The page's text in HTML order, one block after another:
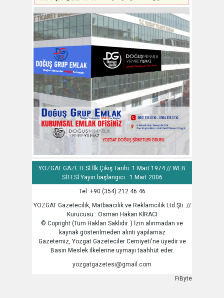
YOZGAT GAZETESİ İlk Çıkış Tarihi: 1 Mart 1974 // WEB
SİTESİ Yayın başlangıcı : 1 Mart 2006
Tel: +90 (354) 212 46 46
YOZGAT Gazetecilik, Matbaacılık ve Reklamcılık Ltd.Şti. //
Kurucusu : Osman Hakan KİRACI
© Copright (Tüm Hakları Saklıdır. ) İzin alınmadan ve
kaynak gösterilmeden alıntı yapılamaz
Gazetemiz, Yozgat Gazeteciler Cemiyeti'ne üyedir ve
Basın Meslek ilkelerine uymayı taahhüt eder.
yozgatgazetesi@gmail.com
FiByte